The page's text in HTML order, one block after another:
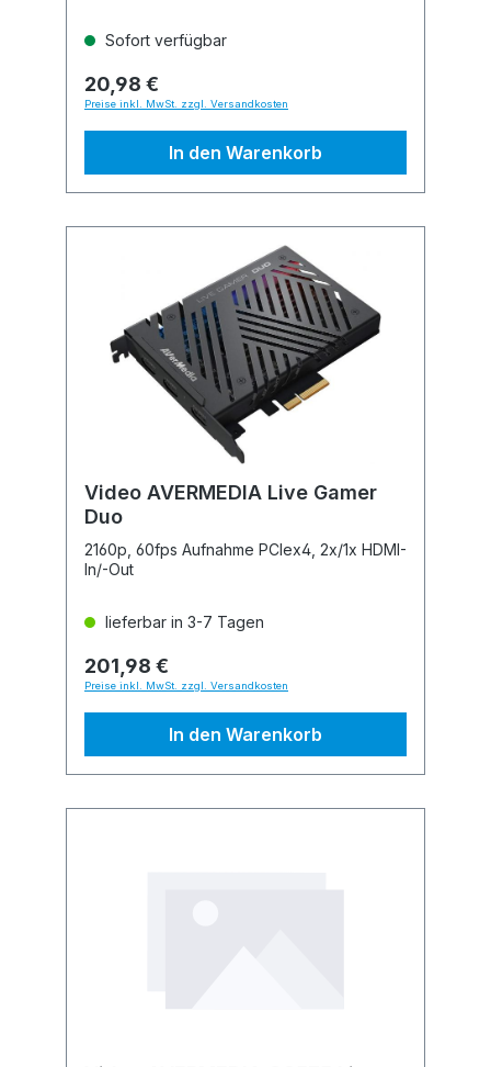
Sofort verfügbar
20,98 €
Preise inkl. MwSt. zzgl. Versandkosten
In den Warenkorb
Video AVERMEDIA Live Gamer
Duo
2160p, 60fps Aufnahme PCIex4, 2x/1x HDMI-
In/-Out
lieferbar in 3-7 Tagen
201,98 €
Preise inkl. MwSt. zzgl. Versandkosten
In den Warenkorb